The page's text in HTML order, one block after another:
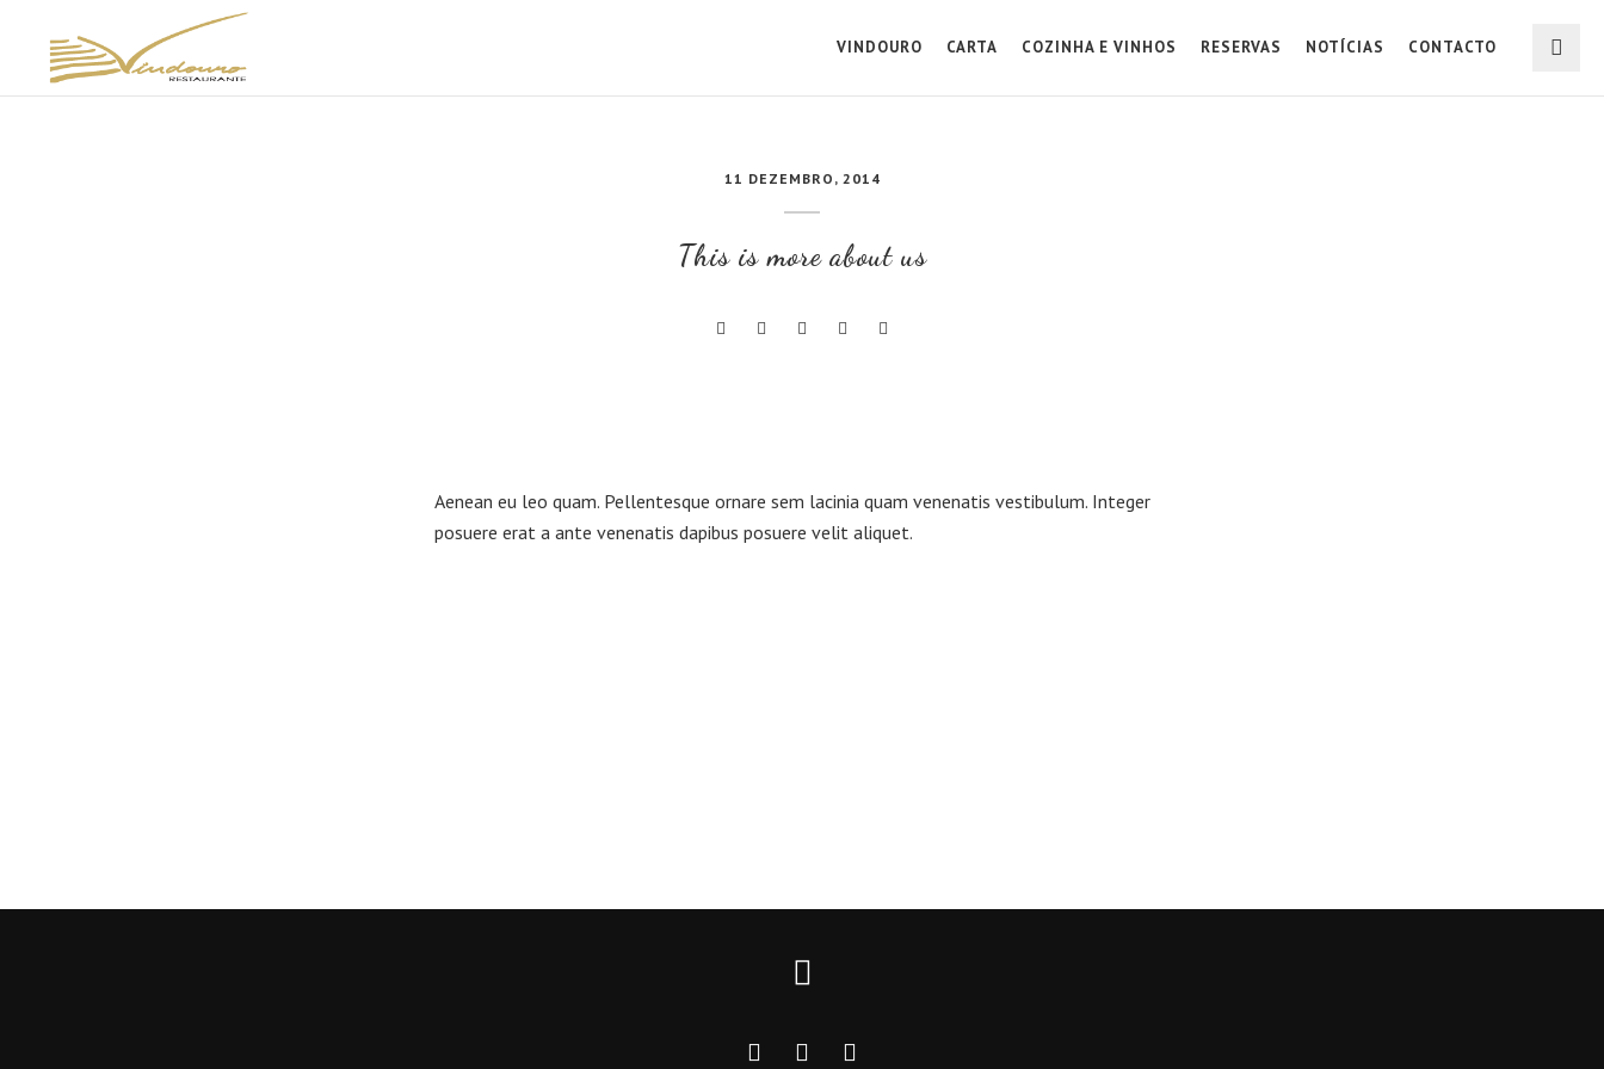
VINDOURO CARTA COZINHA E VINHOS RESERVAS NOTÍCIAS CONTACTO
11 DEZEMBRO, 2014
This is more about us
Aenean eu leo quam. Pellentesque ornare sem lacinia quam venenatis vestibulum. Integer
posuere erat a ante venenatis dapibus posuere velit aliquet.